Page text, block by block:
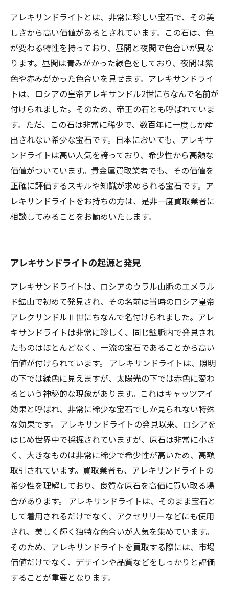
アレキサンドライトとは、非常に珍しい宝石で、その美
しさから高い価値があるとされています。この石は、色
が変わる特性を持っており、昼間と夜間で色合いが異な
ります。昼間は青みがかった緑色をしており、夜間は紫
色や赤みがかった色合いを見せます。アレキサンドライ
トは、ロシアの皇帝アレキサンドル2世にちなんで名前が
付けられました。そのため、帝王の石とも呼ばれていま
す。ただ、この石は非常に稀少で、数百年に一度しか産
出されない希少な宝石です。日本においても、アレキサ
ンドライトは高い人気を誇っており、希少性から高額な
価値がついています。貴金属買取業者でも、その価値を
正確に評価するスキルや知識が求められる宝石です。ア
レキサンドライトをお持ちの方は、是非一度買取業者に
相談してみることをお勧めいたします。
アレキサンドライトの起源と発見
アレキサンドライトは、ロシアのウラル山脈のエメラル
ド鉱山で初めて発見され、その名前は当時のロシア皇帝
アレクサンドルⅡ世にちなんで名付けられました。アレ
キサンドライトは非常に珍しく、同じ鉱脈内で発見され
たものはほとんどなく、一流の宝石であることから高い
価値が付けられています。 アレキサンドライトは、照明
の下では緑色に見えますが、太陽光の下では赤色に変わ
るという神秘的な現象があります。これはキャッツアイ
効果と呼ばれ、非常に稀少な宝石でしか見られない特殊
な効果です。 アレキサンドライトの発見以来、ロシアを
はじめ世界中で採掘されていますが、原石は非常に小さ
く、大きなものは非常に稀少で希少性が高いため、高額
取引されています。買取業者も、アレキサンドライトの
希少性を理解しており、良質な原石を高価に買い取る場
合があります。 アレキサンドライトは、そのまま宝石と
して着用されるだけでなく、アクセサリーなどにも使用
され、美しく輝く独特な色合いが人気を集めています。
そのため、アレキサンドライトを買取する際には、市場
価値だけでなく、デザインや品質などをしっかりと評価
することが重要となります。